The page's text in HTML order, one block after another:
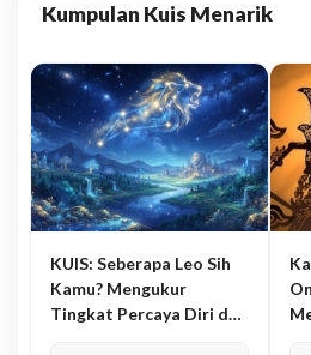
Kumpulan Kuis Menarik
KUIS: Seberapa Leo Sih
Kamu? Mengukur
Tingkat Percaya Diri dan